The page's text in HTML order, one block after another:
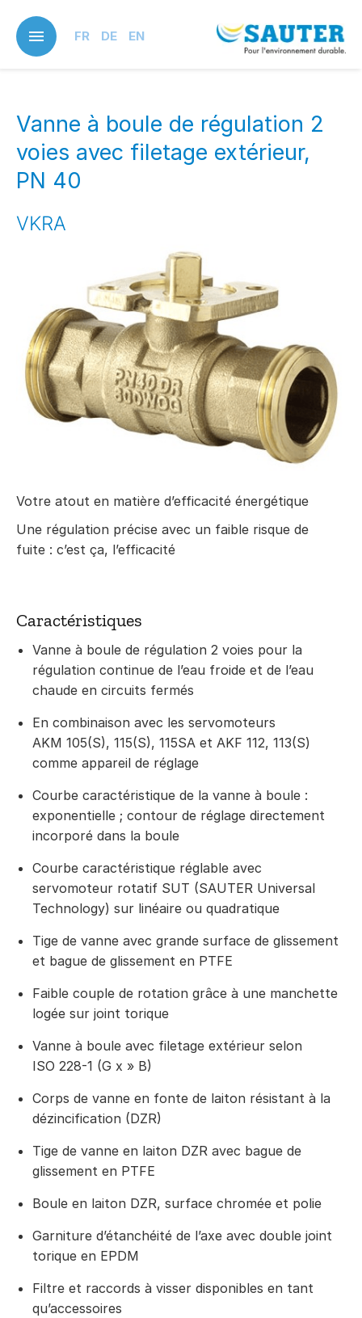
main
content
FR DE EN
Vanne à boule de régulation 2
voies avec filetage extérieur,
PN 40
VKRA
Votre atout en matière d’efficacité énergétique
Une régulation précise avec un faible risque de
fuite : c’est ça, l’efficacité
Caractéristiques
Vanne à boule de régulation 2 voies pour la
régulation continue de l’eau froide et de l’eau
chaude en circuits fermés
En combinaison avec les servomoteurs
AKM 105(S), 115(S), 115SA et AKF 112, 113(S)
comme appareil de réglage
Courbe caractéristique de la vanne à boule :
exponentielle ; contour de réglage directement
incorporé dans la boule
Courbe caractéristique réglable avec
servomoteur rotatif SUT (SAUTER Universal
Technology) sur linéaire ou quadratique
Tige de vanne avec grande surface de glissement
et bague de glissement en PTFE
Faible couple de rotation grâce à une manchette
logée sur joint torique
Vanne à boule avec filetage extérieur selon
ISO 228-1 (G x » B)
Corps de vanne en fonte de laiton résistant à la
dézincification (DZR)
Tige de vanne en laiton DZR avec bague de
glissement en PTFE
Boule en laiton DZR, surface chromée et polie
Garniture d’étanchéité de l’axe avec double joint
torique en EPDM
Filtre et raccords à visser disponibles en tant
qu’accessoires